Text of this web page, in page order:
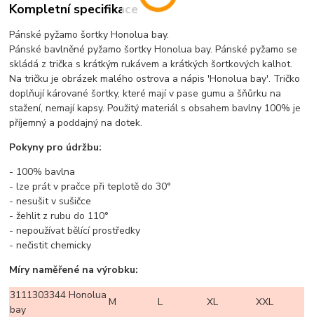
Kompletní specifikace
Pánské pyžamo šortky Honolua bay.
Pánské bavlněné pyžamo šortky Honolua bay. Pánské pyžamo se
skládá z trička s krátkým rukávem a krátkých šortkových kalhot.
Na tričku je obrázek malého ostrova a nápis 'Honolua bay'. Tričko
doplňují kárované šortky, které mají v pase gumu a šňůrku na
stažení, nemají kapsy. Použitý materiál s obsahem bavlny 100% je
příjemný a poddajný na dotek.
Pokyny pro údržbu:
- 100% bavlna
- lze prát v pračce při teplotě do 30°
- nesušit v sušičce
- žehlit z rubu do 110°
- nepoužívat bělící prostředky
- nečistit chemicky
Míry naměřené na výrobku:
3111303344 Honolua
bay
M L XL
XXL